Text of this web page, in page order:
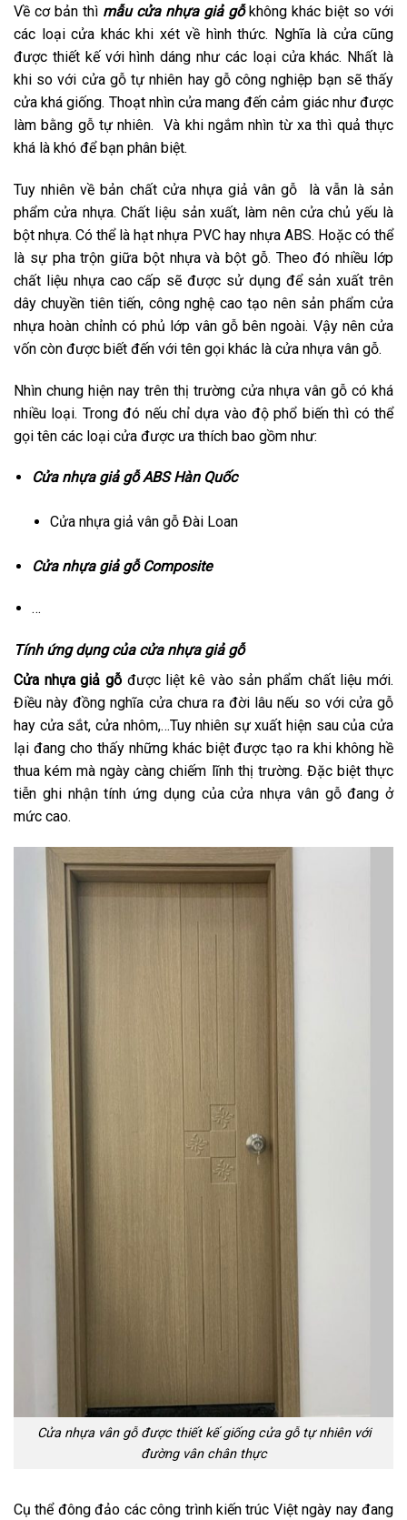
Về cơ bản thì mẫu cửa nhựa giả gỗkhông khác biệt so với
các loại cửa khác khi xét về hình thức. Nghĩa là cửa cũng
được thiết kế với hình dáng như các loại cửa khác. Nhất là
khi so với cửa gỗ tự nhiên hay gỗ công nghiệp bạn sẽ thấy
cửa khá giống. Thoạt nhìn cửa mang đến cảm giác như được
làm bằng gỗ tự nhiên. Và khi ngắm nhìn từ xa thì quả thực
khá là khó để bạn phân biệt.
Tuy nhiên về bản chất cửa nhựa giả vân gỗ là vẫn là sản
phẩm cửa nhựa. Chất liệu sản xuất, làm nên cửa chủ yếu là
bột nhựa. Có thể là hạt nhựa PVC hay nhựa ABS. Hoặc có thể
là sự pha trộn giữa bột nhựa và bột gỗ. Theo đó nhiều lớp
chất liệu nhựa cao cấp sẽ được sử dụng để sản xuất trên
dây chuyền tiên tiến, công nghệ cao tạo nên sản phẩm cửa
nhựa hoàn chỉnh có phủ lớp vân gỗ bên ngoài. Vậy nên cửa
vốn còn được biết đến với tên gọi khác là cửa nhựa vân gỗ.
Nhìn chung hiện nay trên thị trường cửa nhựa vân gỗ có khá
nhiều loại. Trong đó nếu chỉ dựa vào độ phổ biến thì có thể
gọi tên các loại cửa được ưa thích bao gồm như:
Cửa nhựa giả gỗ ABS Hàn Quốc
Cửa nhựa giả vân gỗ Đài Loan
Cửa nhựa giả gỗ Composite
…
Tính ứng dụng của cửa nhựa giả gỗ
Cửa nhựa giả gỗ được liệt kê vào sản phẩm chất liệu mới.
Điều này đồng nghĩa cửa chưa ra đời lâu nếu so với cửa gỗ
hay cửa sắt, cửa nhôm,…Tuy nhiên sự xuất hiện sau của cửa
lại đang cho thấy những khác biệt được tạo ra khi không hề
thua kém mà ngày càng chiếm lĩnh thị trường. Đặc biệt thực
tiễn ghi nhận tính ứng dụng của cửa nhựa vân gỗ đang ở
mức cao.
Cửa nhựa vân gỗ được thiết kế giống cửa gỗ tự nhiên với
đường vân chân thực
Cụ thể đông đảo các công trình kiến trúc Việt ngày nay đang